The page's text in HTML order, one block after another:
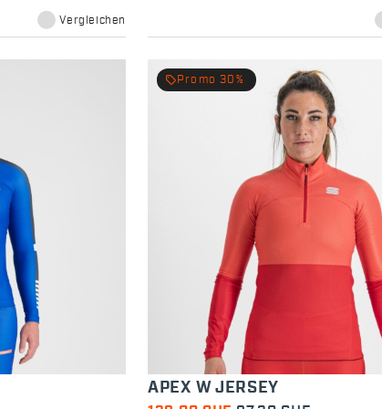
Vergleichen
local_offer Promo 30%
APEX W JERSEY